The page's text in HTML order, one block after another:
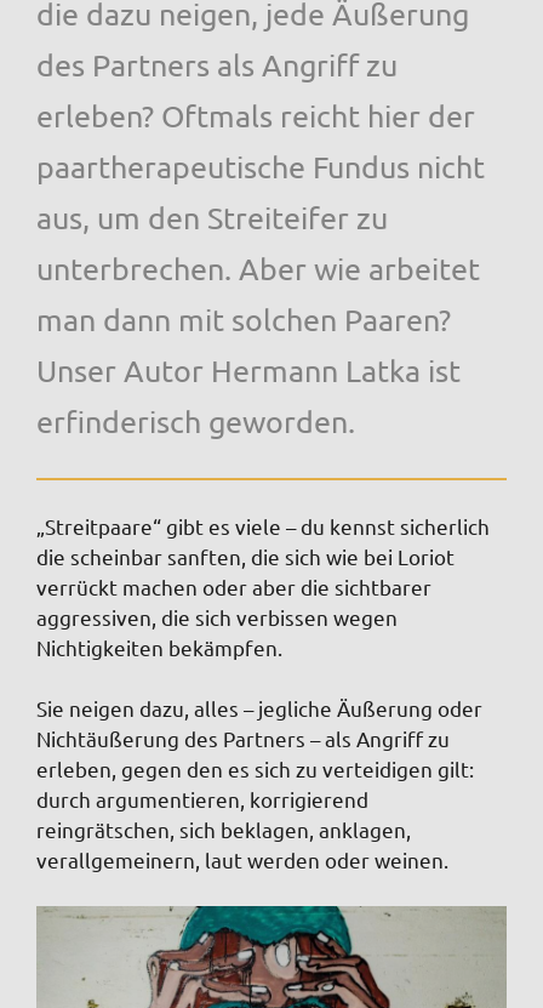
die dazu neigen, jede Äußerung
des Partners als Angriff zu
erleben? Oftmals reicht hier der
paartherapeutische Fundus nicht
aus, um den Streiteifer zu
unterbrechen. Aber wie arbeitet
man dann mit solchen Paaren?
Unser Autor Hermann Latka ist
erfinderisch geworden.
„Streitpaare“ gibt es viele – du kennst sicherlich
die scheinbar sanften, die sich wie bei Loriot
verrückt machen oder aber die sichtbarer
aggressiven, die sich verbissen wegen
Nichtigkeiten bekämpfen.
Sie neigen dazu, alles – jegliche Äußerung oder
Nichtäußerung des Partners – als Angriff zu
erleben, gegen den es sich zu verteidigen gilt:
durch argumentieren, korrigierend
reingrätschen, sich beklagen, anklagen,
verallgemeinern, laut werden oder weinen.